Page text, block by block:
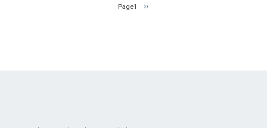
Page1
Siguiente
››